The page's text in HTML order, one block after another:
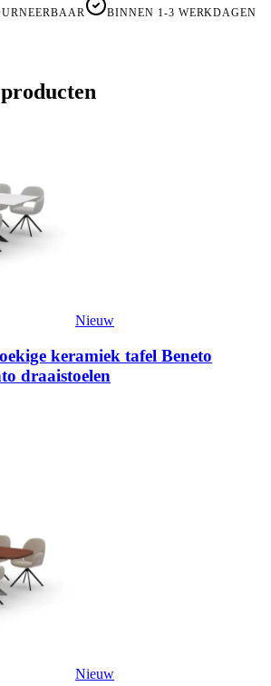
BINNEN 1-3 WERKDAGEN
Nieuw
keramiek tafel Beneto
draaistoelen
Nieuw